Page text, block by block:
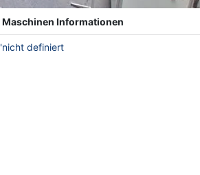
Maschinen Informationen
'nicht definiert